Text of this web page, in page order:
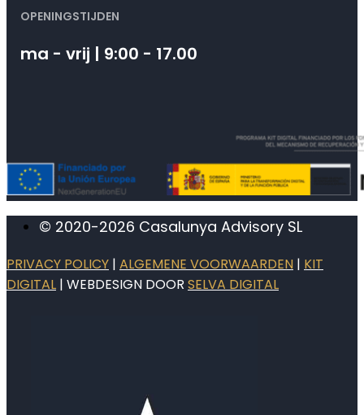
OPENINGSTIJDEN
ma - vrij | 9:00 - 17.00
© 2020-2026 Casalunya Advisory SL
PRIVACY POLICY | ALGEMENE VOORWAARDEN | KIT
DIGITAL | WEBDESIGN DOOR SELVA DIGITAL